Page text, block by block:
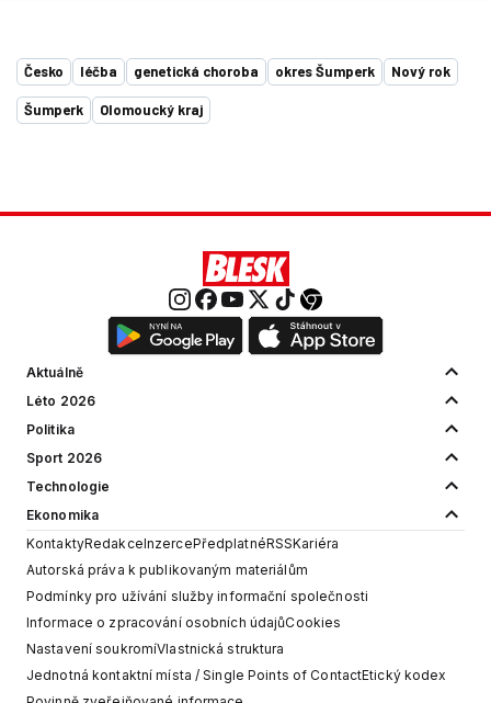
Česko léčba genetická choroba okres Šumperk Nový rok
Šumperk Olomoucký kraj
Aktuálně
Léto 2026
Politika
Sport 2026
Technologie
Ekonomika
KontaktyRedakceInzercePředplatnéRSSKariéra
Autorská práva k publikovaným materiálům
Podmínky pro užívání služby informační společnosti
Informace o zpracování osobních údajůCookies
Nastavení soukromíVlastnická struktura
Jednotná kontaktní místa / Single Points of ContactEtický kodex